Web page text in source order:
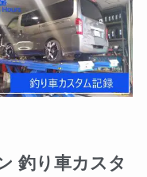
釣り車カスタ